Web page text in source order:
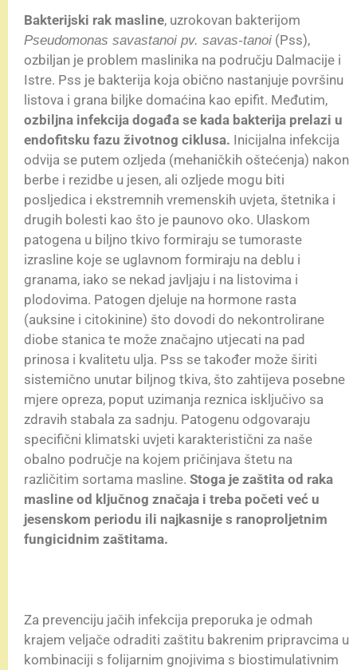
Bakterijski rak masline, uzrokovan bakterijom
Pseudomonas savastanoi pv. savas-tanoi (Pss),
ozbiljan je problem maslinika na području Dalmacije i
Istre. Pss je bakterija koja obično nastanjuje površinu
listova i grana biljke domaćina kao epifit. Međutim,
ozbiljna infekcija događa se kada bakterija prelazi u
endofitsku fazu životnog ciklusa. Inicijalna infekcija
odvija se putem ozljeda (mehaničkih oštećenja) nakon
berbe i rezidbe u jesen, ali ozljede mogu biti
posljedica i ekstremnih vremenskih uvjeta, štetnika i
drugih bolesti kao što je paunovo oko. Ulaskom
patogena u biljno tkivo formiraju se tumoraste
izrasline koje se uglavnom formiraju na deblu i
granama, iako se nekad javljaju i na listovima i
plodovima. Patogen djeluje na hormone rasta
(auksine i citokinine) što dovodi do nekontrolirane
diobe stanica te može značajno utjecati na pad
prinosa i kvalitetu ulja. Pss se također može širiti
sistemično unutar biljnog tkiva, što zahtijeva posebne
mjere opreza, poput uzimanja reznica isključivo sa
zdravih stabala za sadnju. Patogenu odgovaraju
specifični klimatski uvjeti karakteristični za naše
obalno područje na kojem pričinjava štetu na
različitim sortama masline. Stoga je zaštita od raka
masline od ključnog značaja i treba početi već u
jesenskom periodu ili najkasnije s ranoproljetnim
fungicidnim zaštitama.
Za prevenciju jačih infekcija preporuka je odmah
krajem veljače odraditi zaštitu bakrenim pripravcima u
kombinaciji s folijarnim gnojivima s biostimulativnim